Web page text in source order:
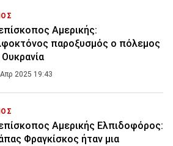
Αμερικής:
παροξυσμός ο πόλεμος
2025 19:43
Αμερικής Ελπιδοφόρος:
Φραγκίσκος ήταν μια